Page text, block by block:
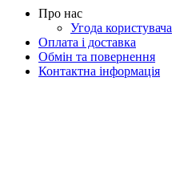
Про нас
Угода користувача
Оплата і доставка
Обмін та повернення
Контактна інформація